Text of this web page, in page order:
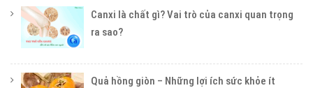
Canxi là chất gì? Vai trò của canxi quan trọng
ra sao?
Quả hồng giòn – Những lợi ích sức khỏe ít